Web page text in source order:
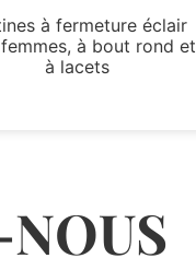
à fermeture éclair
à bout rond et
à lacets